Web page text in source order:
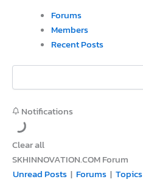
Forums
Members
Recent Posts
Notifications
Clear all
SKHINNOVATION.COM Forum
Unread Posts | Forums | Topics